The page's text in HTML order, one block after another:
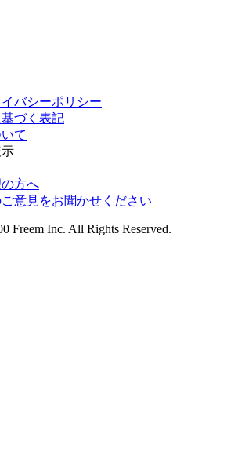
バシーポリシー
づく表記
て
示
方へ
意見をお聞かせください
Freem Inc. All Rights Reserved.